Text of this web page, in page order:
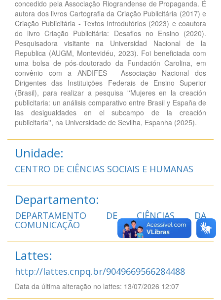
concedido pela Associação Riograndense de Propaganda. É
autora dos livros Cartografia da Criação Publicitária (2017) e
Criação Publicitária - Textos Introdutórios (2023) e coautora
do livro Criação Publicitária: Desafios no Ensino (2020).
Pesquisadora visitante na Universidad Nacional de la
Republica (AUGM, Montevidéu, 2023). Foi beneficiada com
uma bolsa de pós-doutorado da Fundación Carolina, em
convênio com a ANDIFES - Associação Nacional dos
Dirigentes das Instituições Federais de Ensino Superior
(Brasil), para realizar a pesquisa ''Mujeres en la creación
publicitaria: un análisis comparativo entre Brasil y España de
las desigualdades en el subcampo de la creación
publicitaria'', na Universidade de Sevilha, Espanha (2025).
Unidade:
CENTRO DE CIÊNCIAS SOCIAIS E HUMANAS
Departamento:
DEPARTAMENTO DE CIÊNCIAS DA
COMUNICAÇÃO
Lattes:
http://lattes.cnpq.br/9049669566284488
Data da última alteração no lattes: 13/07/2026 12:07